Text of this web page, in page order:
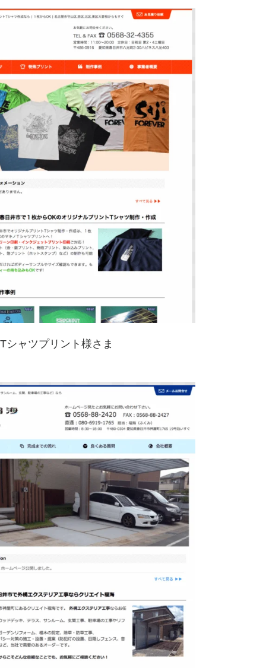
シャツプリント様さま